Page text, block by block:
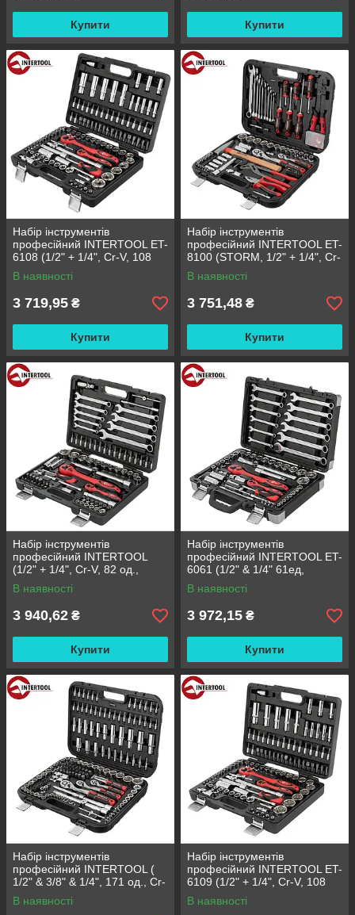
Купити Купити
Набір інструментів
професійний INTERTOOL ET-
6108 (1/2" + 1/4", Cr-V, 108
од., головки: 6-г. 4-32 мм, E4-
E24, біти 35 од.
В наявності
3 719,95 ₴
Купити
Набір інструментів
професійний INTERTOOL ET-
8100 (STORM, 1/2" + 1/4", Cr-
V, 100 од., головки: 4-32 мм,
біти 13 од.
В наявності
3 751,48 ₴
Купити
Набір інструментів
професійний INTERTOOL
(1/2" + 1/4", Cr-V, 82 од.,
головки: 4-32 мм, біти 33 од.,
ключі: 8-19 мм) (ET-6082)
В наявності
3 940,62 ₴
Купити
Набір інструментів
професійний INTERTOOL ET-
6061 (1/2" & 1/4" 61ед,
головки: 4-32 мм, ключі: 8-19
мм), Cr-V)
В наявності
3 972,15 ₴
Купити
Набір інструментів
професійний INTERTOOL (
1/2" & 3/8" & 1/4", 171 од., Cr-
V STORM) (ET-8171)
В наявності
Набір інструментів
професійний INTERTOOL ET-
6109 (1/2" + 1/4", Cr-V, 108
од., головки: 12-г. 4-32 мм,
E4-E24, біти 35 од.
В наявності